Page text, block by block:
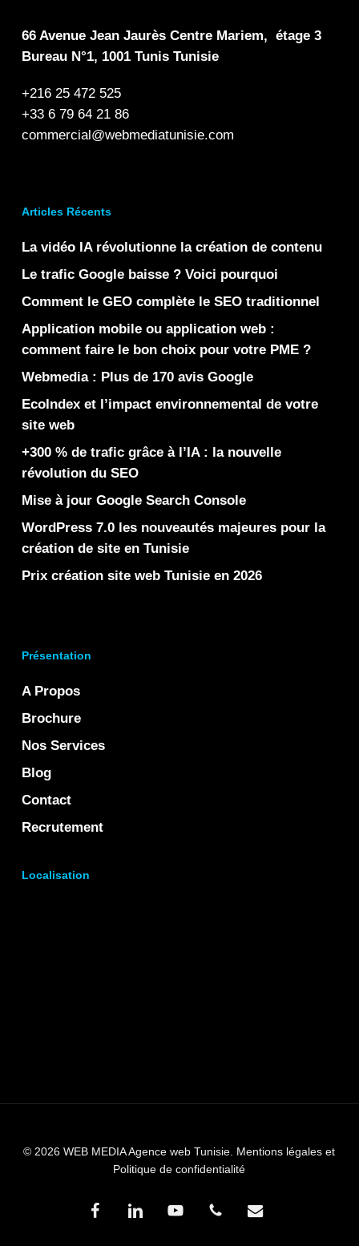
66 Avenue Jean Jaurès Centre Mariem, étage 3
Bureau N°1, 1001 Tunis Tunisie
+216 25 472 525
+33 6 79 64 21 86
commercial@webmediatunisie.com
Articles Récents
La vidéo IA révolutionne la création de contenu
Le trafic Google baisse ? Voici pourquoi
Comment le GEO complète le SEO traditionnel
Application mobile ou application web :
comment faire le bon choix pour votre PME ?
Webmedia : Plus de 170 avis Google
EcoIndex et l’impact environnemental de votre
site web
+300 % de trafic grâce à l’IA : la nouvelle
révolution du SEO
Mise à jour Google Search Console
WordPress 7.0 les nouveautés majeures pour la
création de site en Tunisie
Prix création site web Tunisie en 2026
Présentation
A Propos
Brochure
Nos Services
Blog
Contact
Recrutement
Localisation
© 2026 WEB MEDIA Agence web Tunisie. Mentions légales et
Politique de confidentialité
facebooklinkedin youtube phone email